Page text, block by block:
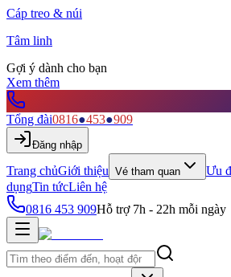
Cáp treo & núi
Tâm linh
Gợi ý dành cho bạn
Xem thêm
Tổng đài0816●453●909
Đăng nhập
Trang chủGiới thiệu Vé tham quan Ưu
dụngTin tứcLiên hệ
0816 453 909Hỗ trợ 7h - 22h mỗi ngày